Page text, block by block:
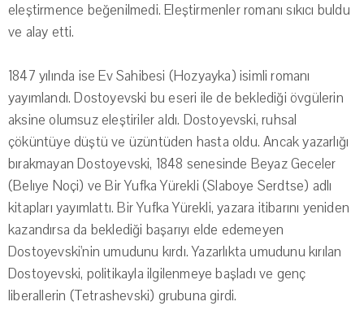
eleştirmence beğenilmedi. Eleştirmenler romanı sıkıcı buldu
ve alay etti.
1847 yılında ise Ev Sahibesi (Hozyayka) isimli romanı
yayımlandı. Dostoyevski bu eseri ile de beklediği övgülerin
aksine olumsuz eleştiriler aldı. Dostoyevski, ruhsal
çöküntüye düştü ve üzüntüden hasta oldu. Ancak yazarlığı
bırakmayan Dostoyevski, 1848 senesinde Beyaz Geceler
(Belıye Noçi) ve Bir Yufka Yürekli (Slaboye Serdtse) adlı
kitapları yayımlattı. Bir Yufka Yürekli, yazara itibarını yeniden
kazandırsa da beklediği başarıyı elde edemeyen
Dostoyevski'nin umudunu kırdı. Yazarlıkta umudunu kırılan
Dostoyevski, politikayla ilgilenmeye başladı ve genç
liberallerin (Tetrashevski) grubuna girdi.